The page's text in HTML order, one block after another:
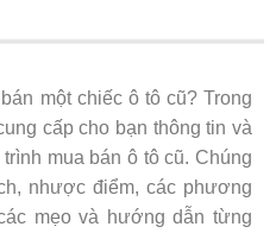
một chiếc ô tô cũ? Trong
cấp cho bạn thông tin và
mua bán ô tô cũ. Chúng
nhược điểm, các phương
mẹo và hướng dẫn từng